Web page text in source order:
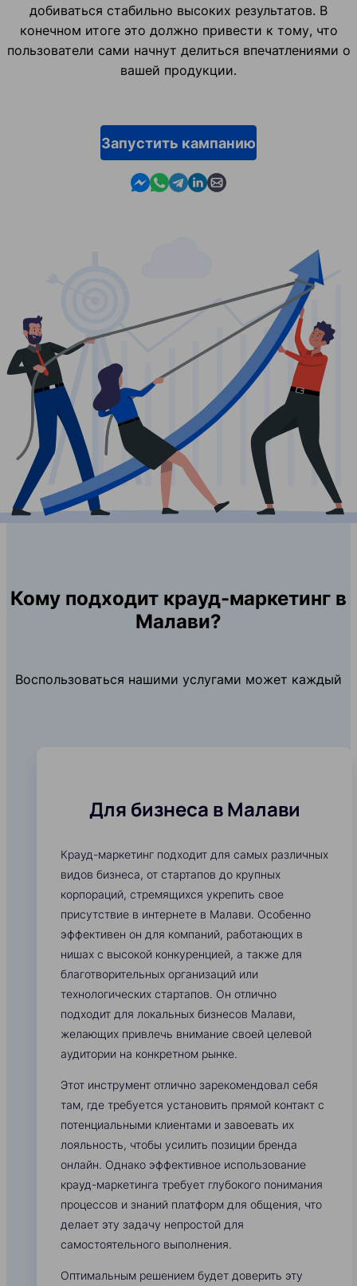
добиваться стабильно высоких результатов. В
конечном итоге это должно привести к тому, что
пользователи сами начнут делиться впечатлениями о
вашей продукции.
Запустить кампанию
Contact us in Messenger
Contact us in WhatsApp
Contact us in Telegram
Contact us in Linkedin
Contact us by email
Кому подходит крауд-маркетинг в
Малави?
Воспользоваться нашими услугами может каждый
Для бизнеса в Малави
Крауд-маркетинг подходит для самых различных
видов бизнеса, от стартапов до крупных
корпораций, стремящихся укрепить свое
присутствие в интернете в Малави. Особенно
эффективен он для компаний, работающих в
нишах с высокой конкуренцией, а также для
благотворительных организаций или
технологических стартапов. Он отлично
подходит для локальных бизнесов Малави,
желающих привлечь внимание своей целевой
аудитории на конкретном рынке.
Этот инструмент отлично зарекомендовал себя
там, где требуется установить прямой контакт с
потенциальными клиентами и завоевать их
лояльность, чтобы усилить позиции бренда
онлайн. Однако эффективное использование
крауд-маркетинга требует глубокого понимания
процессов и знаний платформ для общения, что
делает эту задачу непростой для
самостоятельного выполнения.
Оптимальным решением будет доверить эту